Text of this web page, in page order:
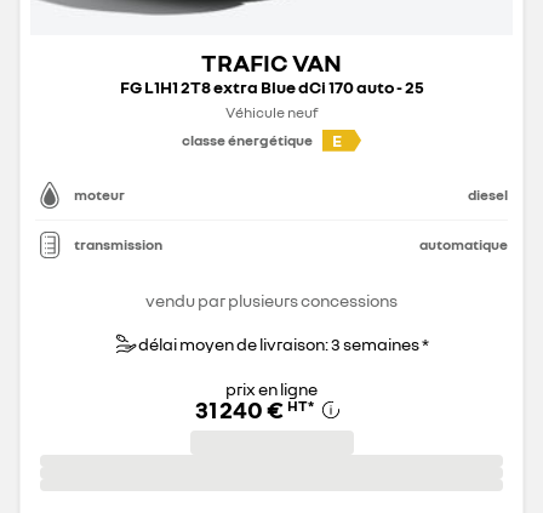
TRAFIC VAN
FG L1H1 2T8 extra Blue dCi 170 auto - 25
Véhicule neuf
classe énergétique
E
moteur diesel
transmission automatique
vendu par plusieurs concessions
délai moyen de livraison: 3 semaines *
prix en ligne
31 240 € HT*